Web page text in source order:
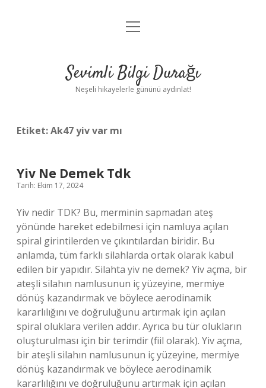
Anasayfa
Yasal Uyarı
menüyü
Sevimli Bilgi Durağı
Neşeli hikayelerle gününü aydınlat!
Etiket:Ak47 yiv var mı
Yiv Ne Demek Tdk
Tarih: Ekim 17, 2024
Yiv nedir TDK? Bu, merminin sapmadan ateş
yönünde hareket edebilmesi için namluya açılan
spiral girintilerden ve çıkıntılardan biridir. Bu
anlamda, tüm farklı silahlarda ortak olarak kabul
edilen bir yapıdır. Silahta yiv ne demek? Yiv açma, bir
ateşli silahın namlusunun iç yüzeyine, mermiye
dönüş kazandırmak ve böylece aerodinamik
kararlılığını ve doğruluğunu artırmak için açılan
spiral oluklara verilen addır. Ayrıca bu tür olukların
oluşturulması için bir terimdir (fiil olarak). Yiv açma,
bir ateşli silahın namlusunun iç yüzeyine, mermiye
dönüş kazandırmak ve böylece aerodinamik
kararlılığını ve doğruluğunu artırmak için açılan